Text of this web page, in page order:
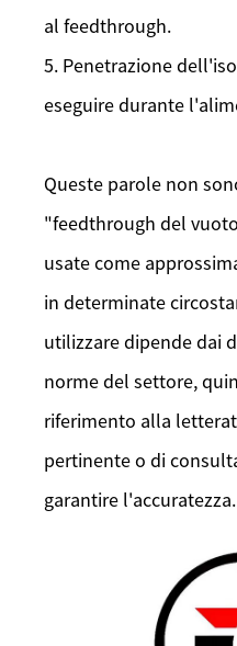
al feedthrough.
5. Penetrazione
eseguire durante
Queste parole non
"feedthrough del
usate come
in determinate
utilizzare dipende dai
norme del settore,
riferimento alla
pertinente o di
garantire l'accuratezza.